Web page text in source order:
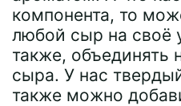
компонента, то
любой сыр на своё
также, объединять
сыра. У нас
также можно